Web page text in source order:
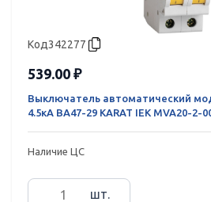
Код342277
539.00 ₽
Выключатель автоматический
4.5кА ВА47-29 KARAT IEK MVA20-2-
Наличие ЦС
шт.